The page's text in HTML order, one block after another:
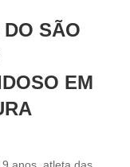
SÃO
EM
anos, atleta das